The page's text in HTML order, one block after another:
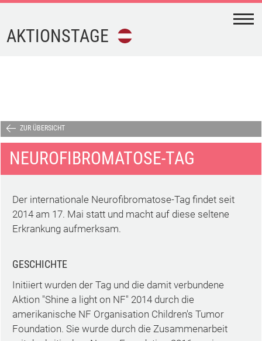
AKTIONSTAGE
KALENDER-
DOWNLOAD
TERMINE
AKTIONSTAGE
ZUR ÜBERSICHT
NEUROFIBROMATOSE-TAG
Der internationale Neurofibromatose-Tag findet seit
2014 am 17. Mai statt und macht auf diese seltene
Erkrankung aufmerksam.
GESCHICHTE
Initiiert wurden der Tag und die damit verbundene
Aktion "Shine a light on NF" 2014 durch die
amerikanische NF Organisation Children's Tumor
Foundation. Sie wurde durch die Zusammenarbeit